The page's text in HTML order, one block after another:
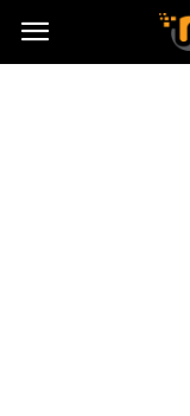
Activisio.pl